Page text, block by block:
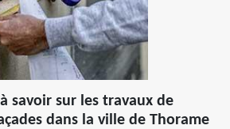
savoir sur les travaux de
dans la ville de Thorame